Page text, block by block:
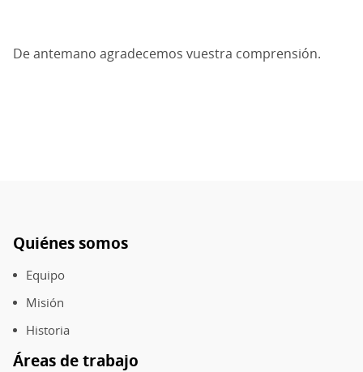
De antemano agradecemos vuestra comprensión.
Pie
de
página
Quiénes somos
Equipo
Misión
Historia
Áreas de trabajo